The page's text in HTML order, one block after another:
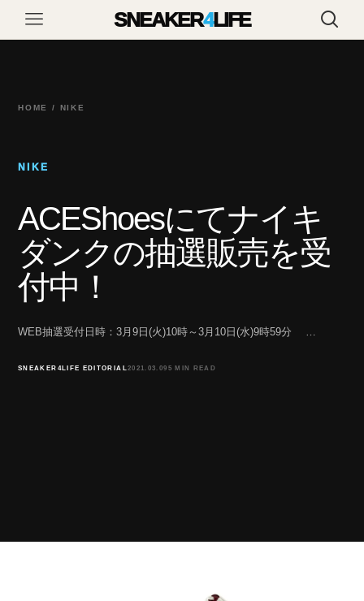
SNEAKER4LIFE
HOME / NIKE
NIKE
ACEShoesにてナイキ
ダンクの抽選販売を受
付中！
WEB抽選受付日時：3月9日(火)10時～3月10日(水)9時59分 …
SNEAKER4LIFE EDITORIAL2021.03.09 5 MIN READ